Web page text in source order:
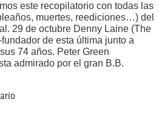
este recopilatorio con todas las
muertes, reediciones…) del
29 de octubre Denny Laine (The
de esta última junto a
74 años. Peter Green
admirado por el gran B.B.